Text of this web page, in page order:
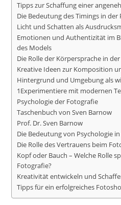
Tipps zur Schaffung einer
Die Bedeutung des Timings in
Licht und Schatten als
Emotionen und Authentizität im
des Models
Die Rolle der Körpersprache in
Kreative Ideen zur Komposition
Hintergrund und Umgebung als
1Experimentiere mit modernen
Psychologie der Fotografie
Taschenbuch von Sven Barnow
Prof. Dr. Sven Barnow
Die Bedeutung von Psychologie
Die Rolle des Vertrauens beim
Kopf oder Bauch – Welche Rolle
Fotografie?
Kreativität entwickeln und
Tipps für ein erfolgreiches